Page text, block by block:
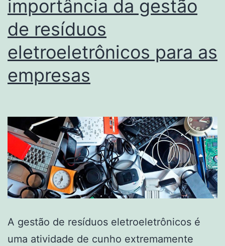
importância da gestão
de resíduos
eletroeletrônicos para as
empresas
A gestão de resíduos eletroeletrônicos é
uma atividade de cunho extremamente